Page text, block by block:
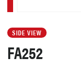
SIDE VIEW
FA252